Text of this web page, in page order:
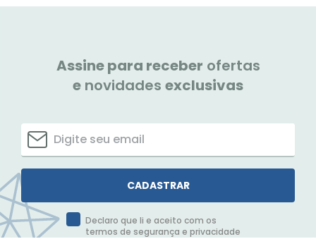
Assine para receber ofertas
e novidades exclusivas
CADASTRAR
Declaro que li e aceito com os
termos de segurança e privacidade